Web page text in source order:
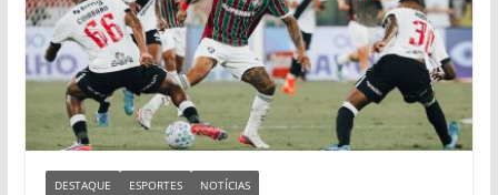
DESTAQUE ESPORTES NOTÍCIAS